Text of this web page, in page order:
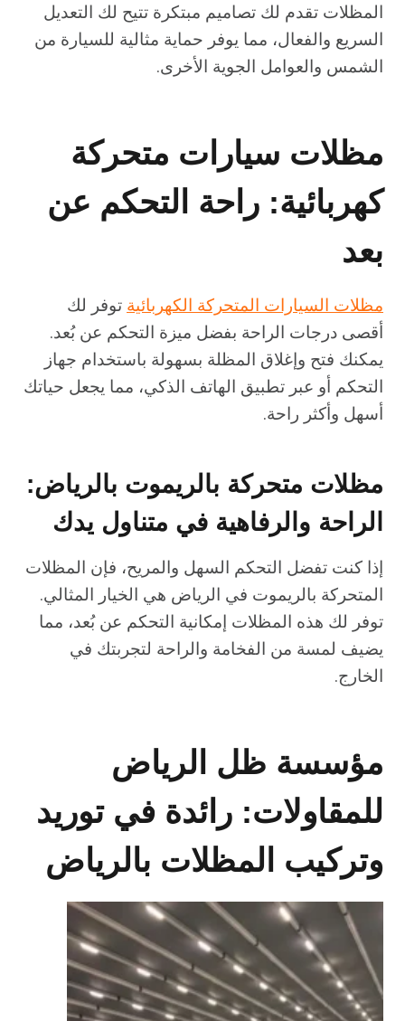
المظلات تقدم لك تصاميم مبتكرة تتيح لك التعديل
السريع والفعال، مما يوفر حماية مثالية للسيارة من
الشمس والعوامل الجوية الأخرى.
مظلات سيارات متحركة
كهربائية: راحة التحكم عن
بعد
مظلات السيارات المتحركة الكهربائية توفر لك
أقصى درجات الراحة بفضل ميزة التحكم عن بُعد.
يمكنك فتح وإغلاق المظلة بسهولة باستخدام جهاز
التحكم أو عبر تطبيق الهاتف الذكي، مما يجعل حياتك
أسهل وأكثر راحة.
مظلات متحركة بالريموت بالرياض:
الراحة والرفاهية في متناول يدك
إذا كنت تفضل التحكم السهل والمريح، فإن المظلات
المتحركة بالريموت في الرياض هي الخيار المثالي.
توفر لك هذه المظلات إمكانية التحكم عن بُعد، مما
يضيف لمسة من الفخامة والراحة لتجربتك في
الخارج.
مؤسسة ظل الرياض
للمقاولات: رائدة في توريد
وتركيب المظلات بالرياض